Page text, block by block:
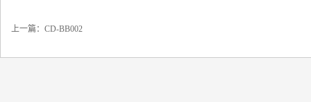
上一篇： CD-BB002